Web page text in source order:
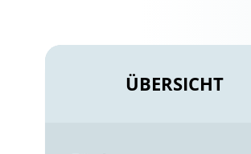
ÜBERSICHT